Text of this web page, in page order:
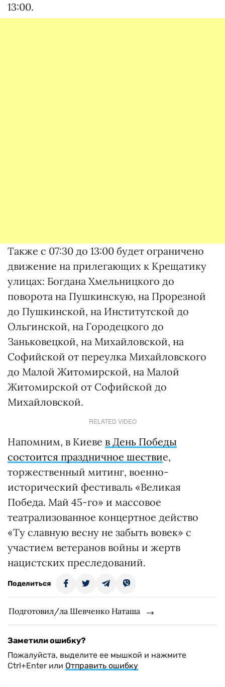
13:00.
Также с 07:30 до 13:00 будет ограничено
движение на прилегающих к Крещатику
улицах: Богдана Хмельницкого до
поворота на Пушкинскую, на Прорезной
до Пушкинской, на Институтской до
Ольгинской, на Городецкого до
Заньковецкой, на Михайловской, на
Софийской от переулка Михайловского
до Малой Житомирской, на Малой
Житомирской от Софийской до
Михайловской.
RELATED VIDEO
Напомним, в Киеве в День Победы
состоится праздничное шествие,
торжественный митинг, военно-
исторический фестиваль «Великая
Победа. Май 45-го» и массовое
театрализованное концертное действо
«Ту славную весну не забыть вовек» с
участием ветеранов войны и жертв
нацистских преследований.
Поделиться
Подготовил/ла Шевченко Наташа
Заметили ошибку?
Пожалуйста, выделите ее мышкой и нажмите
Ctrl+Enter или Отправить ошибку